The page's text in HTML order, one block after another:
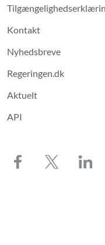
Kontakt
Nyhedsbreve
Regeringen.dk
Aktuelt
API